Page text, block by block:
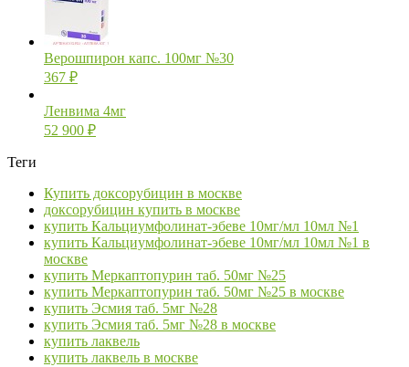
Верошпирон капс. 100мг №30
367 ₽
Ленвима 4мг
52 900 ₽
Теги
Купить доксорубицин в москве
доксорубицин купить в москве
купить Кальциумфолинат-эбеве 10мг/мл 10мл №1
купить Кальциумфолинат-эбеве 10мг/мл 10мл №1 в
москве
купить Меркаптопурин таб. 50мг №25
купить Меркаптопурин таб. 50мг №25 в москве
купить Эсмия таб. 5мг №28
купить Эсмия таб. 5мг №28 в москве
купить лаквель
купить лаквель в москве